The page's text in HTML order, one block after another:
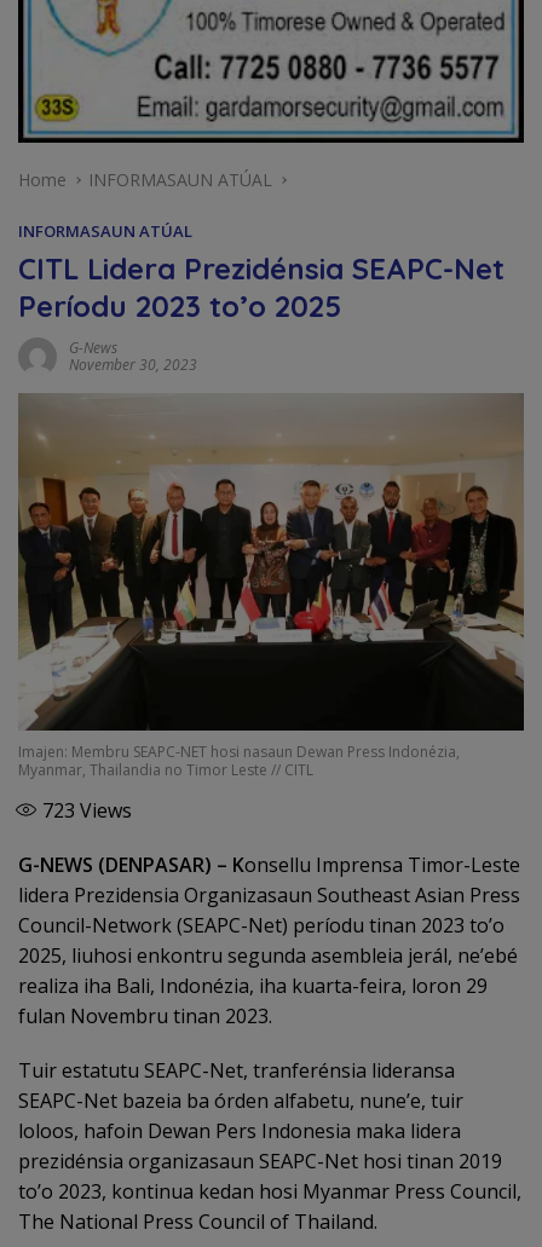
Home INFORMASAUN ATÚAL
INFORMASAUN ATÚAL
CITL Lidera Prezidénsia SEAPC-Net
Períodu 2023 to’o 2025
G-News
November 30, 2023
Imajen: Membru SEAPC-NET hosi nasaun Dewan Press Indonézia,
Myanmar, Thailandia no Timor Leste // CITL
723 Views
G-NEWS (DENPASAR) – Konsellu Imprensa Timor-Leste
lidera Prezidensia Organizasaun Southeast Asian Press
Council-Network (SEAPC-Net) períodu tinan 2023 to’o
2025, liuhosi enkontru segunda asembleia jerál, ne’ebé
realiza iha Bali, Indonézia, iha kuarta-feira, loron 29
fulan Novembru tinan 2023.
Tuir estatutu SEAPC-Net, tranferénsia lideransa
SEAPC-Net bazeia ba órden alfabetu, nune’e, tuir
loloos, hafoin Dewan Pers Indonesia maka lidera
prezidénsia organizasaun SEAPC-Net hosi tinan 2019
to’o 2023, kontinua kedan hosi Myanmar Press Council,
The National Press Council of Thailand.